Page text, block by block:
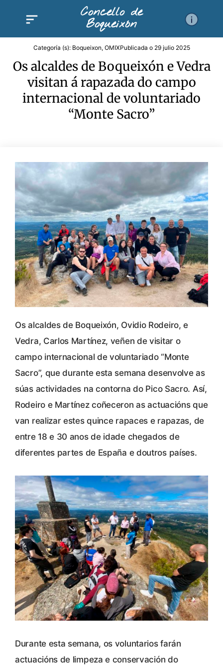
Concello de
Boqueixón
Categoría (s): Boqueixon, OMIXPublicada o 29 julio 2025
Os alcaldes de Boqueixón e Vedra
visitan á rapazada do campo
internacional de voluntariado
“Monte Sacro”
Os alcaldes de Boqueixón, Ovidio Rodeiro, e
Vedra, Carlos Martínez, veñen de visitar o
campo internacional de voluntariado “Monte
Sacro”, que durante esta semana desenvolve as
súas actividades na contorna do Pico Sacro. Así,
Rodeiro e Martínez coñeceron as actuacións que
van realizar estes quince rapaces e rapazas, de
entre 18 e 30 anos de idade chegados de
diferentes partes de España e doutros países.
Durante esta semana, os voluntarios farán
actuacións de limpeza e conservación do